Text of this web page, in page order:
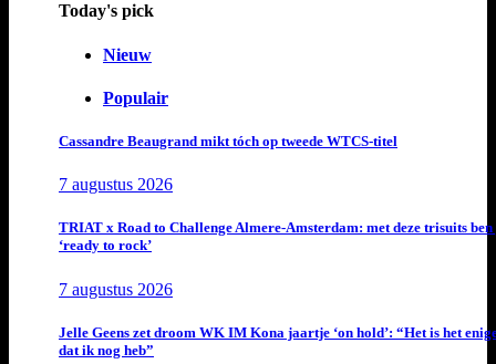
Today's pick
Nieuw
Populair
Cassandre Beaugrand mikt tóch op tweede WTCS-titel
7 augustus 2026
TRIAT x Road to Challenge Almere-Amsterdam: met deze trisuits ben
‘ready to rock’
7 augustus 2026
Jelle Geens zet droom WK IM Kona jaartje ‘on hold’: “Het is het
dat ik nog heb”